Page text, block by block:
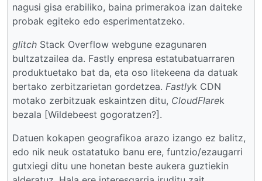
nagusi gisa erabiliko, baina primerakoa izan daiteke
probak egiteko edo esperimentatzeko.
glitch Stack Overflow webgune ezagunaren
bultzatzailea da. Fastly enpresa estatubatuarraren
produktuetako bat da, eta oso litekeena da datuak
bertako zerbitzarietan gordetzea. Fastlyk CDN
motako zerbitzuak eskaintzen ditu, CloudFlarek
bezala [Wildebeest gogoratzen?].
Datuen kokapen geografikoa arazo izango ez balitz,
edo nik neuk ostatatuko banu ere, funtzio/ezaugarri
gutxiegi ditu une honetan beste aukera guztiekin